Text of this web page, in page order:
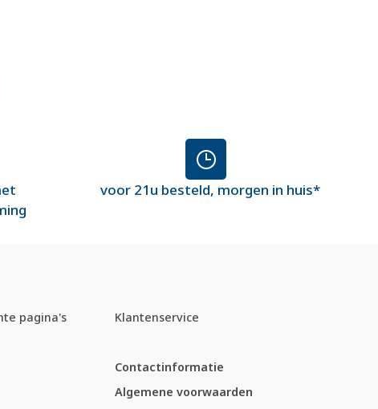
voor 21u besteld, morgen in huis*
pagina's Klantenservice
Contactinformatie
Algemene voorwaarden